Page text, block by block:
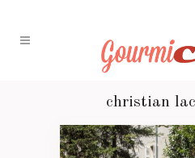
christian